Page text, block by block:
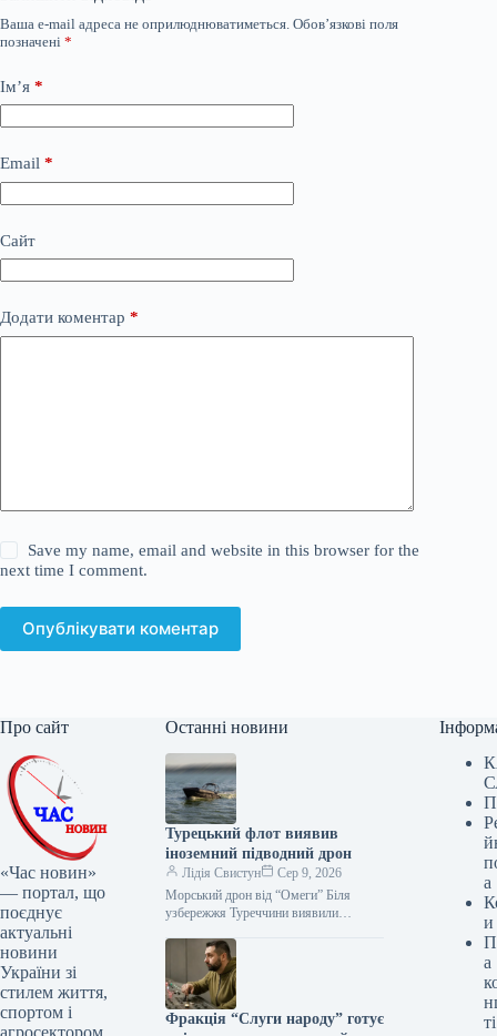
Ваша e-mail адреса не оприлюднюватиметься. Обов’язкові поля
позначені *
Ім’я *
Email *
Сайт
Додати коментар *
Save my name, email and website in this browser for the
next time I comment.
Опублікувати коментар
Про сайт
«Час новин»
— портал, що
поєднує
актуальні
новини
України зі
стилем життя,
спортом і
агросектором.
Останні новини
Турецький флот виявив
іноземний підводний дрон
Лідія Свистун
Сер 9, 2026
Морський дрон від “Омеги” Біля
узбережжя Туреччини виявили
міркувань безпеки в районі знахідки
перекрили міжнародну…
Фракція “Слуги народу” готує
а
и
а
ті